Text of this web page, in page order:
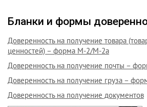
Бланки и формы
Доверенность на получение товара
ценностей) – форма М-2/М-2а
Доверенность на получение почты –
Доверенность на получение груза –
Доверенность на получение документов